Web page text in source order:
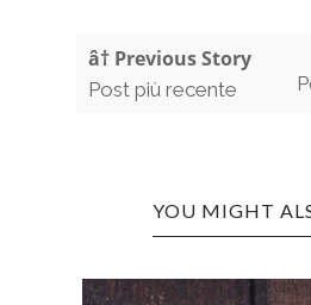
â† Previous Story
Post più recente
YOU MIGHT